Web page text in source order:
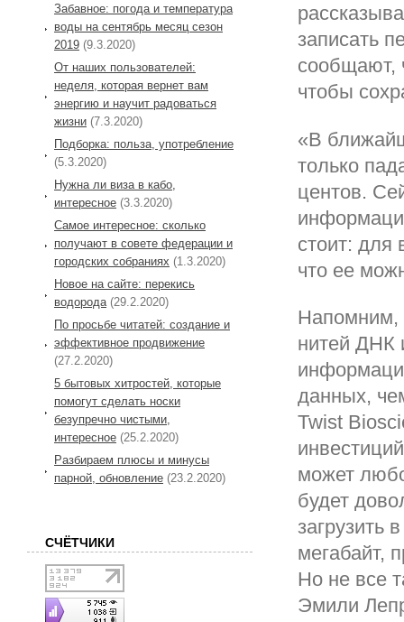
записать
сообщают,
чтобы
«В
только
центов.
стоит: для
что ее
Напомним,
нитей ДНК
данных,
Twist
может
будет
мегабайт,
Но не все
Эмили
Забавное: погода и температура
воды на сентябрь месяц сезон
2019 (9.3.2020)
От наших пользователей:
неделя, которая вернет вам
энергию и научит радоваться
жизни (7.3.2020)
Подборка: польза, употребление
(5.3.2020)
Нужна ли виза в кабо,
интересное (3.3.2020)
Самое интересное: сколько
получают в совете федерации и
городских собраниях (1.3.2020)
Новое на сайте: перекись
водорода (29.2.2020)
По просьбе читатей: создание и
эффективное продвижение
(27.2.2020)
5 бытовых хитростей, которые
помогут сделать носки
безупречно чистыми,
интересное (25.2.2020)
Разбираем плюсы и минусы
парной, обновление (23.2.2020)
СЧЁТЧИКИ